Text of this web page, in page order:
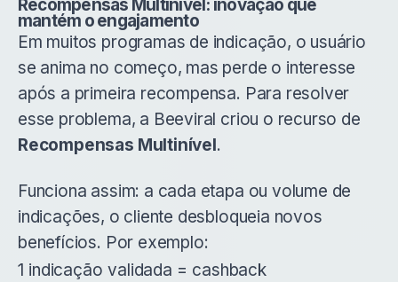
Recompensas Multinível: inovação que
mantém o engajamento
Em muitos programas de indicação, o usuário
se anima no começo, mas perde o interesse
após a primeira recompensa. Para resolver
esse problema, a Beeviral criou o recurso de
Recompensas Multinível.
Funciona assim: a cada etapa ou volume de
indicações, o cliente desbloqueia novos
benefícios. Por exemplo:
1 indicação validada = cashback